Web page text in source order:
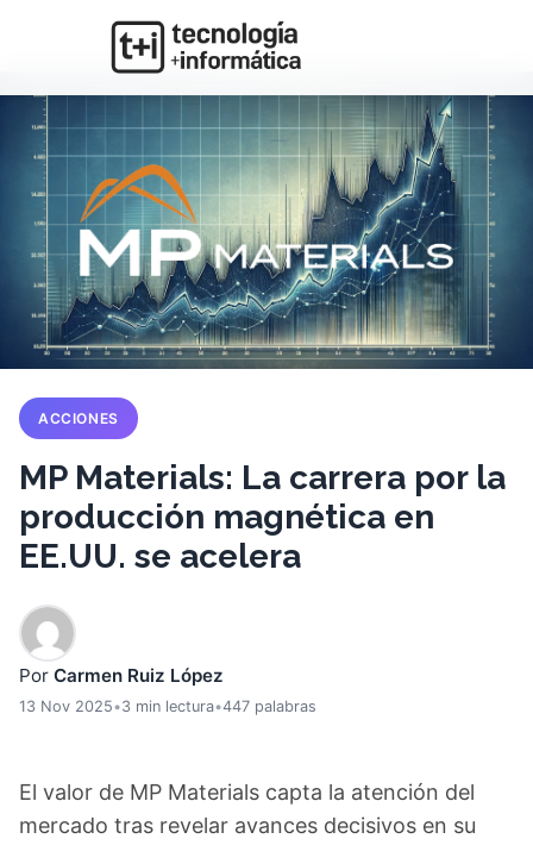
ACCIONES
MP Materials: La carrera por la
producción magnética en
EE.UU. se acelera
Por Carmen Ruiz López
13 Nov 2025•3 min lectura•447 palabras
El valor de MP Materials capta la atención del
mercado tras revelar avances decisivos en su